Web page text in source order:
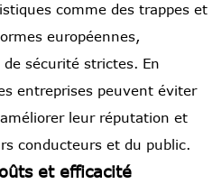
comme des trappes et
européennes,
sécurité strictes. En
entreprises peuvent éviter
leur réputation et
conducteurs et du public.
et efficacité